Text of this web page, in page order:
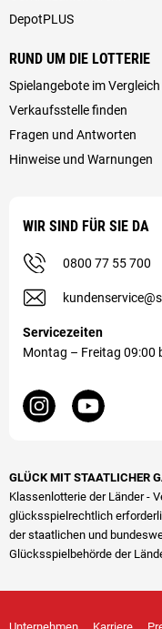
DepotPLUS
RUND UM DIE LOTTERIE
Spielangebote im Vergleich
Verkaufsstelle finden
Fragen und Antworten
Hinweise und Warnungen
WIR SIND FÜR SIE DA
0800 77 55 700
Servicezeiten
Montag – Freitag 09:00
GLÜCK MIT STAATLICHER
Klassenlotterie der Länder -
glücks­spiel­rechtlich
der staatlichen und
Glücksspielbehörde der